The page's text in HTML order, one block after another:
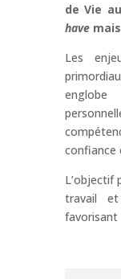
de Vie
have
Les
englobe
confiance
L’objectif
travail
favorisant